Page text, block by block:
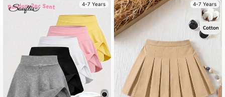
4-7 Years 4-7 Years